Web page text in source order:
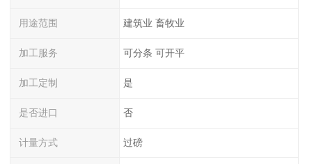
用途范围 建筑业 畜牧业
加工服务 可分条 可开平
加工定制 是
是否进口 否
计量方式 过磅